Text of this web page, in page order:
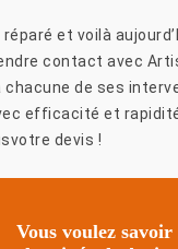
et voilà
contact avec
chacune de ses
efficacité et
devis !
Vous voulez